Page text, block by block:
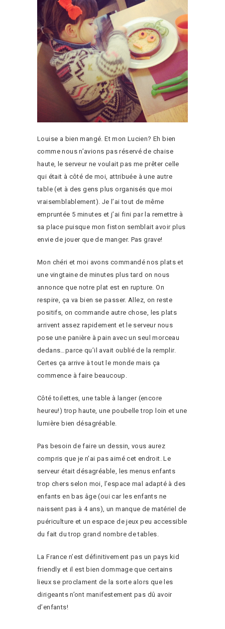
Louise a bien mangé. Et mon Lucien? Eh bien
comme nous n’avions pas réservé de chaise
haute, le serveur ne voulait pas me prêter celle
qui était à côté de moi, attribuée à une autre
table (et à des gens plus organisés que moi
vraisemblablement). Je l’ai tout de même
empruntée 5 minutes et j’ai fini par la remettre à
sa place puisque mon fiston semblait avoir plus
envie de jouer que de manger. Pas grave!
Mon chéri et moi avons commandé nos plats et
une vingtaine de minutes plus tard on nous
annonce que notre plat est en rupture. On
respire, ça va bien se passer. Allez, on reste
positifs, on commande autre chose, les plats
arrivent assez rapidement et le serveur nous
pose une panière à pain avec un seul morceau
dedans…parce qu’il avait oublié de la remplir.
Certes ça arrive à tout le monde mais ça
commence à faire beaucoup.
Côté toilettes, une table à langer (encore
heureu!) trop haute, une poubelle trop loin et une
lumière bien désagréable.
Pas besoin de faire un dessin, vous aurez
compris que je n’ai pas aimé cet endroit. Le
serveur était désagréable, les menus enfants
trop chers selon moi, l’espace mal adapté à des
enfants en bas âge (oui car les enfants ne
naissent pas à 4 ans), un manque de matériel de
puériculture et un espace de jeux peu accessible
du fait du trop grand nombre de tables.
La France n’est définitivement pas un pays kid
friendly et il est bien dommage que certains
lieux se proclament de la sorte alors que les
dirigeants n’ont manifestement pas dû avoir
d’enfants!